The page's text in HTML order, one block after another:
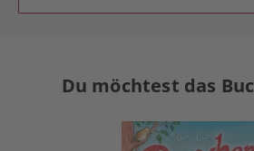
Du möchtest das